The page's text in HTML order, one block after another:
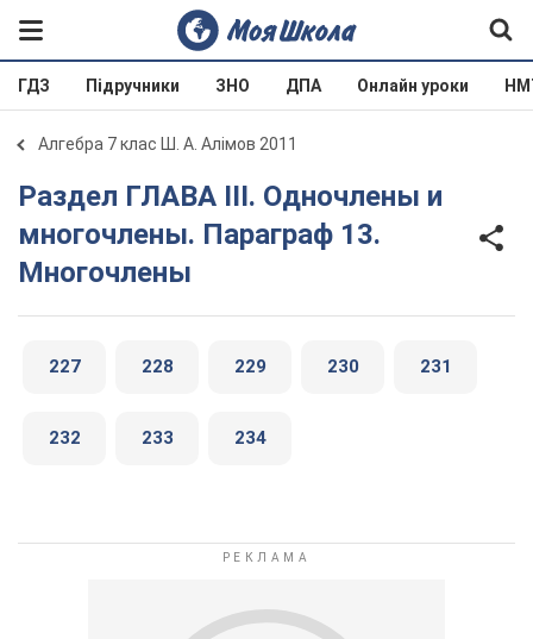
ГДЗ Підручники ЗНО ДПА Онлайн уроки
Алгебра 7 клас Ш. А. Алімов 2011
Раздел ГЛАВА ІІІ. Одночлены и
многочлены. Параграф 13.
Многочлены
227 228 229 230 231
232 233 234